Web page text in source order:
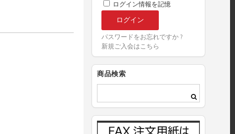
ログイン情報を記憶
パスワードをお忘れですか ?
新規ご入会はこちら
商品検索